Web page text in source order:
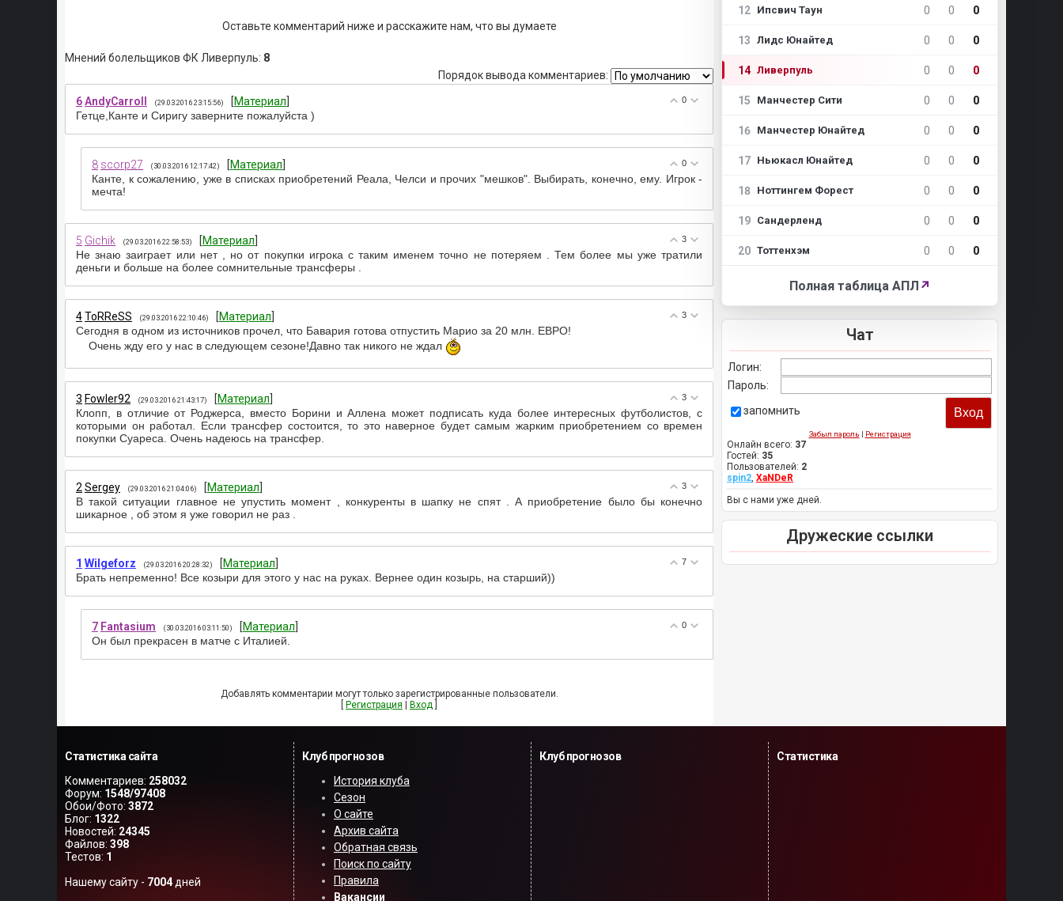
Оставьте комментарий ниже и расскажите нам, что вы думаете
Мнений болельщиков ФК Ливерпуль: 8
Порядок вывода комментариев:
0
6AndyCarroll (29.03.2016 23:15:56) [Материал
Гетце,Канте и Сиригу заверните пожалуйста )
0
8 scorp27 (30.03.2016 12:17:42) [Материал
Канте, к сожалению, уже в списках приобретений Реала, Челси и прочих "мешков". Выбирать, конечно, ему. Игрок -
мечта!
3
5 Gichik (29.03.2016 22:58:53) [Материал
Не знаю заиграет или нет , но от покупки игрока с таким именем точно не потеряем . Тем более мы уже тратили
деньги и больше на более сомнительные трансферы .
3
4ToRReSS (29.03.2016 22:10:46) [Материал
Сегодня в одном из источников прочел, что Бавария готова отпустить Марио за 20 млн. ЕВРО!
Очень жду его у нас в следующем сезоне!Давно так никого не ждал
3
3 Fowler92 (29.03.2016 21:43:17) [Материал
Клопп, в отличие от Роджерса, вместо Борини и Аллена может подписать куда более интересных футболистов, с
которыми он работал. Если трансфер состоится, то это наверное будет самым жарким приобретением со времен
покупки Суареса. Очень надеюсь на трансфер.
3
2 Sergey (29.03.2016 21:04:06) [Материал
В такой ситуации главное не упустить момент , конкуренты в шапку не спят . А приобретение было бы конечно
шикарное , об этом я уже говорил не раз .
7
1 Wilgeforz (29.03.2016 20:28:32) [Материал
Брать непременно! Все козыри для этого у нас на руках. Вернее один козырь, на старший))
0
7 Fantasium (30.03.2016 03:11:50) [Материал
Он был прекрасен в матче с Италией.
Добавлять комментарии могут только зарегистрированные пользователи.
Регистрация Вход
12 Ипсвич Таун 0 0 0
13 Лидс Юнайтед 0 0 0
14 Ливерпуль 0 0 0
15 Манчестер Сити 0 0 0
16 Манчестер Юнайтед 0 0 0
17 Ньюкасл Юнайтед 0 0 0
18 Ноттингем Форест 0 0 0
19 Сандерленд 0 0 0
20 Тоттенхэм 0 0 0
Полная таблица АПЛ ↗
Чат
Логин:
Пароль:
запомнить
Забыл пароль | Регистрация
Онлайн всего: 37
Гостей: 35
Пользователей: 2
spin2, XaNDeR
Вы с нами уже дней.
Дружеские ссылки
Статистика сайта
Комментариев: 258032
Форум: 1548/97408
Обои/Фото: 3872
Блог: 1322
Новостей: 24345
Файлов: 398
Тестов: 1
Нашему сайту - 7004дней
Клуб прогнозов
История клуба
Сезон
О сайте
Архив сайта
Обратная связь
Поиск по сайту
Правила
Вакансии
Клуб прогнозов Статистика